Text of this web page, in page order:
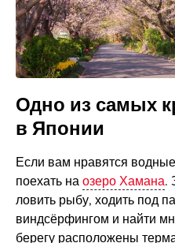
Одно из самых
в Японии
Если вам нравятся
поехать на озеро Хамана.
ловить рыбу, ходить под
виндсёрфингом и найти
берегу расположены